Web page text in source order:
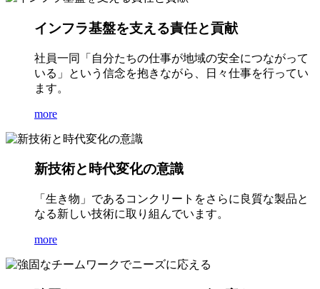
インフラ基盤を支える責任と貢献
社員一同「自分たちの仕事が地域の安全につながって
いる」という信念を抱きながら、日々仕事を行ってい
ます。
more
新技術と時代変化の意識
「生き物」であるコンクリートをさらに良質な製品と
なる新しい技術に取り組んでいます。
more